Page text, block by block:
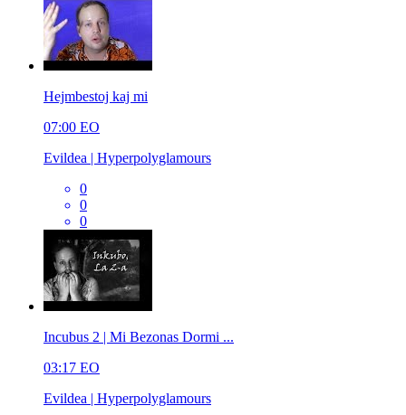
Hejmbestoj kaj mi
07:00 EO
Evildea | Hyperpolyglamours
0
0
0
Incubus 2 | Mi Bezonas Dormi ...
03:17 EO
Evildea | Hyperpolyglamours